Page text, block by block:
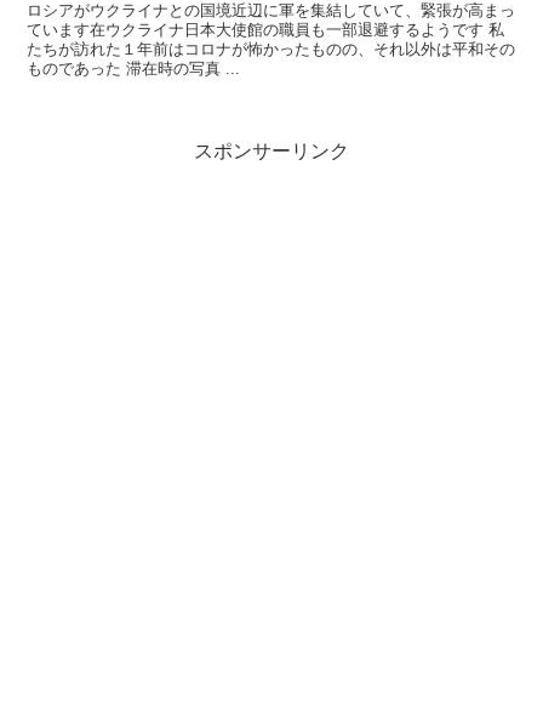
ロシアがウクライナとの国境近辺に軍を集結していて、緊張が高まっ
ています在ウクライナ日本大使館の職員も一部退避するようです 私
たちが訪れた１年前はコロナが怖かったものの、それ以外は平和その
ものであった 滞在時の写真 ...
スポンサーリンク